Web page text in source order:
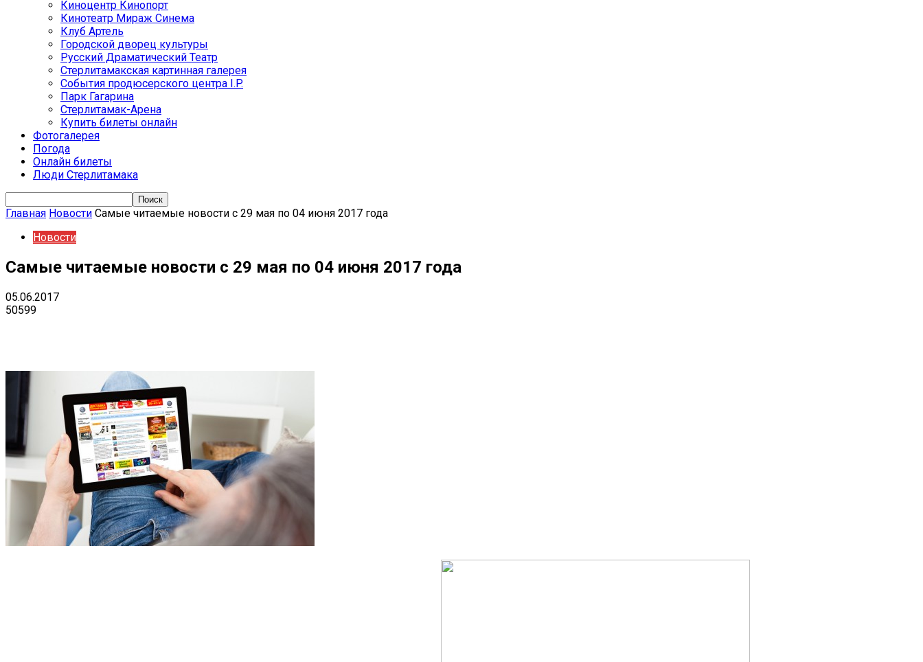
Киноцентр Кинопорт
Кинотеатр Мираж Синема
Клуб Артель
Городской дворец культуры
Русский Драматический Театр
Стерлитамакская картинная галерея
События продюсерского центра I.P.
Парк Гагарина
Стерлитамак-Арена
Купить билеты онлайн
Фотогалерея
Погода
Онлайн билеты
Люди Стерлитамака
Главная Новости Самые читаемые новости с 29 мая по 04 июня 2017 года
Новости
Самые читаемые новости с 29 мая по 04 июня 2017 года
05.06.2017
50599